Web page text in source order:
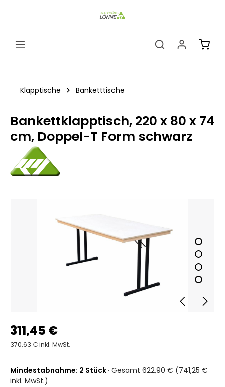
Klapptische Banketttische
Bankettklapptisch, 220 x 80 x 74
cm, Doppel-T Form schwarz
311,45 €
370,63 € inkl. MwSt.
Mindestabnahme: 2 Stück · Gesamt 622,90 € (741,25 €
inkl. MwSt.)